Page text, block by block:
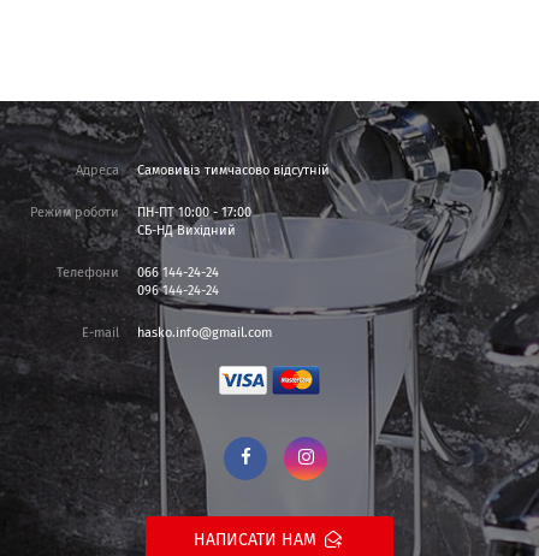
Адреса Самовивіз тимчасово відсутній
Режим роботи
ПН-ПТ 10:00 - 17:00
СБ-НД Вихідний
Телефони
066 144-24-24
096 144-24-24
E-mail hasko.info@gmail.com
НАПИСАТИ НАМ